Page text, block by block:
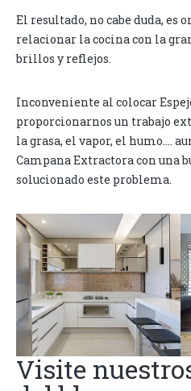
El resultado, no cabe duda, es
relacionar la cocina con la
brillos y reflejos.
Inconveniente al colocar
proporcionarnos un trabajo
la grasa, el vapor, el humo….
Campana Extractora con una
solucionado este problema.
Visite